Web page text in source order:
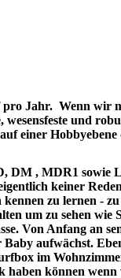
pro Jahr. Wenn wir
und
einer
DM , MDR1
keiner
zu lernen - zu
um zu sehen wie
Von Anfang an
aufwächst.
im
haben können